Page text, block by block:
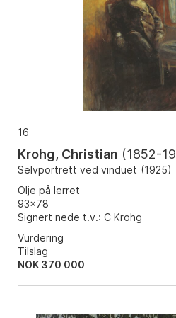
16
Krohg, Christian (1852-
Selvportrett ved vinduet (1925)
Olje på lerret
93x78
Signert nede t.v.: C Krohg
Vurdering
Tilslag
NOK 370 000